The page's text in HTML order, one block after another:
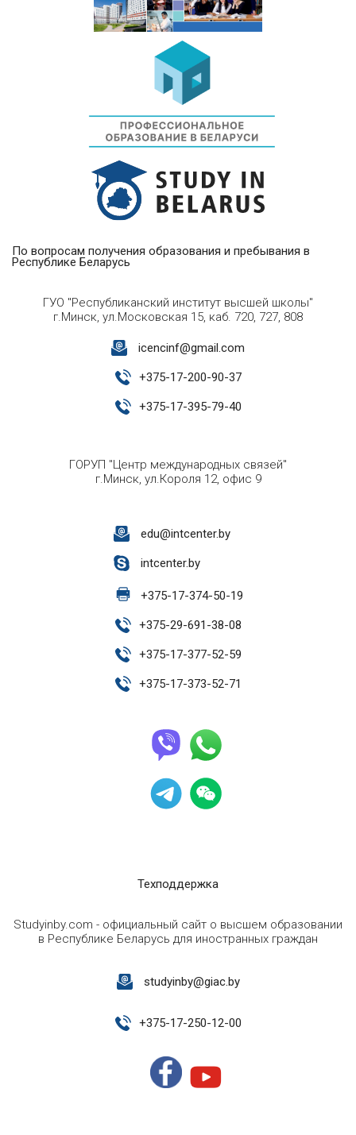
По вопросам получения образования и пребывания в
Республике Беларусь
ГУО "Республиканский институт высшей школы"
г.Минск, ул.Московская 15, каб. 720, 727, 808
icencinf@gmail.com
+375-17-200-90-37
+375-17-395-79-40
ГОРУП "Центр международных связей"
г.Минск, ул.Короля 12, офис 9
edu@intcenter.by
intcenter.by
+375-17-374-50-19
+375-29-691-38-08
+375-17-377-52-59
+375-17-373-52-71
Техподдержка
Studyinby.com - официальный сайт о высшем образовании
в Республике Беларусь для иностранных граждан
studyinby@giac.by
+375-17-250-12-00